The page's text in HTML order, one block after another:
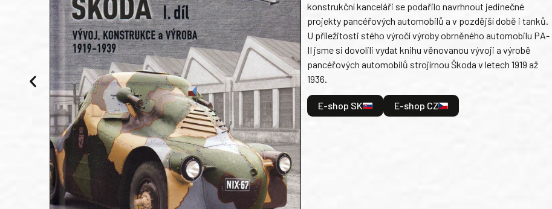
konstrukční kanceláři se podařilo navrhnout jedinečné
projekty pancéřových automobilů a v pozdější době i tanků.
U příležitosti stého výročí výroby obrněného automobilu PA-
II jsme si dovolili vydat knihu věnovanou vývoji a výrobě
pancéřových automobilů strojírnou Škoda v letech 1919 až
1936.
E-shop SK E-shop CZ